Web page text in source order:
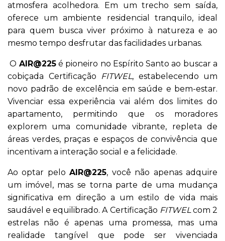
atmosfera acolhedora. Em um trecho sem saída,
oferece um ambiente residencial tranquilo, ideal
para quem busca viver próximo à natureza e ao
mesmo tempo desfrutar das facilidades urbanas.
O AIR@225é pioneiro no Espírito Santo ao buscar a
cobiçada Certificação
FITWEL, estabelecendo um
novo padrão de excelência em saúde e bem-estar.
Vivenciar essa experiência vai além dos limites do
apartamento, permitindo que os moradores
explorem uma comunidade vibrante, repleta de
áreas verdes, praças e espaços de convivência que
incentivam a interação social e a felicidade.
Ao optar peloAIR@225, você não apenas adquire
um imóvel, mas se torna parte de uma mudança
significativa em direção a um estilo de vida mais
saudável e equilibrado. A Certificação FITWELcom 2
estrelas não é apenas uma promessa, mas uma
realidade tangível que pode ser vivenciada